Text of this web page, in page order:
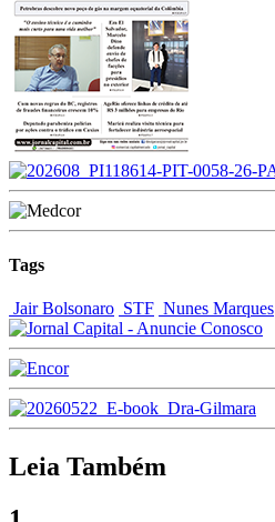
Tags
Jair Bolsonaro STF Nunes Marques
Leia Também